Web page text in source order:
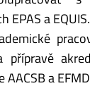
EPAS a EQUIS.
přípravě
AACSB a